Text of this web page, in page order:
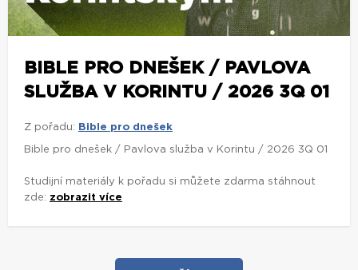
BIBLE PRO DNEŠEK / PAVLOVA
SLUŽBA V KORINTU / 2026 3Q 01
Z pořadu: Bible pro dnešek
Bible pro dnešek / Pavlova služba v Korintu / 2026 3Q 01
Studijní materiály k pořadu si můžete zdarma stáhnout
zde: zobrazit více